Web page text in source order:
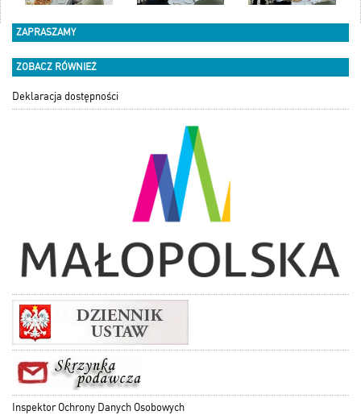
ZAPRASZAMY
ZOBACZ RÓWNIEŻ
Deklaracja dostępności
Inspektor Ochrony Danych Osobowych